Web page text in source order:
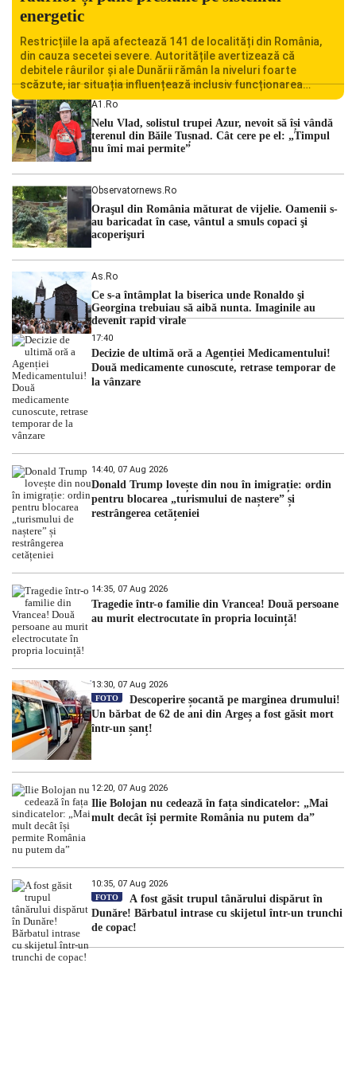
energetic
Restricțiile la apă afectează 141 de localități din România,
din cauza secetei severe. Autoritățile avertizează că
debitele râurilor și ale Dunării rămân la niveluri foarte
scăzute, iar situația influențează inclusiv funcționarea
Centralei Nucleare de la Cernavodă. România se confruntă
cu una dintre cele mai dificile perioade din punct de vedere
hidrologic din ultimii ani. Lipsa […]
A1.ro
Nelu Vlad, solistul trupei Azur, nevoit să își vândă
terenul din Băile Tușnad. Cât cere pe el: „Timpul
nu îmi mai permite”
Observatornews.ro
Oraşul din România măturat de vijelie. Oamenii s-
au baricadat în case, vântul a smuls copaci şi
acoperişuri
As.ro
Ce s-a întâmplat la biserica unde Ronaldo şi
Georgina trebuiau să aibă nunta. Imaginile au
devenit rapid virale
17:40
Decizie de ultimă oră a Agenției Medicamentului!
Două medicamente cunoscute, retrase temporar de
la vânzare
14:40, 07 Aug 2026
Donald Trump lovește din nou în imigrație: ordin
pentru blocarea „turismului de naștere” și
restrângerea cetățeniei
14:35, 07 Aug 2026
Tragedie într-o familie din Vrancea! Două persoane
au murit electrocutate în propria locuință!
13:30, 07 Aug 2026
FOTO
Descoperire șocantă pe marginea drumului!
Un bărbat de 62 de ani din Argeș a fost găsit mort
într-un șanț!
12:20, 07 Aug 2026
Ilie Bolojan nu cedează în fața sindicatelor: „Mai
mult decât își permite România nu putem da”
10:35, 07 Aug 2026
FOTO
A fost găsit trupul tânărului dispărut în
Dunăre! Bărbatul intrase cu skijetul într-un trunchi
de copac!